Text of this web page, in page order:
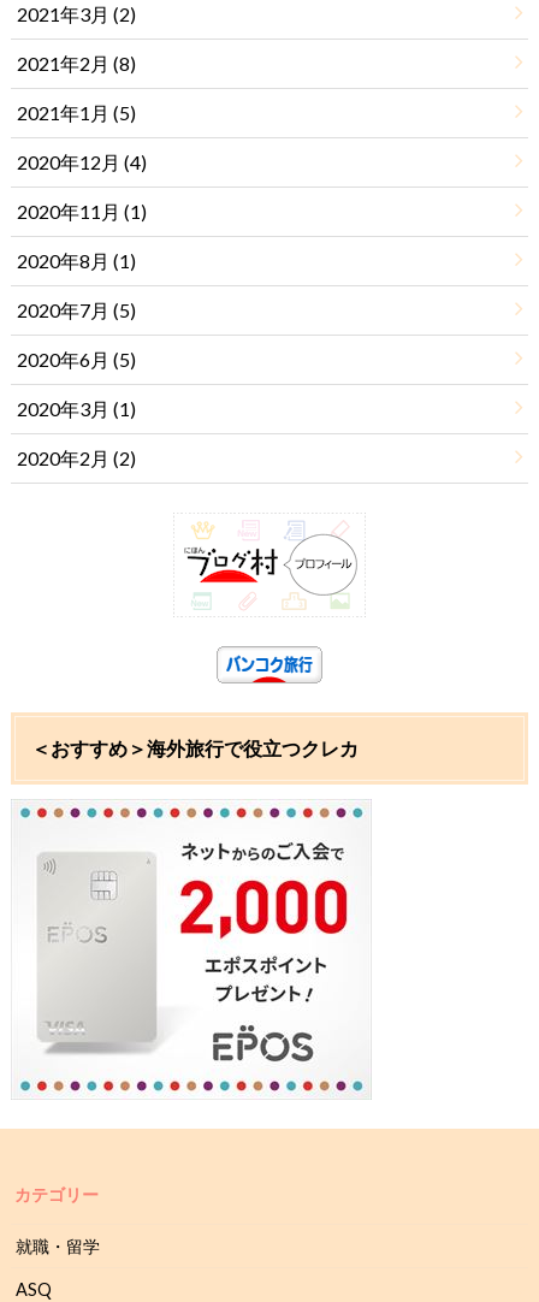
2021年3月 (2)
2021年2月 (8)
2021年1月 (5)
2020年12月 (4)
2020年11月 (1)
2020年8月 (1)
2020年7月 (5)
2020年6月 (5)
2020年3月 (1)
2020年2月 (2)
＜おすすめ＞海外旅行で役立つクレカ
カテゴリー
就職・留学
ASQ